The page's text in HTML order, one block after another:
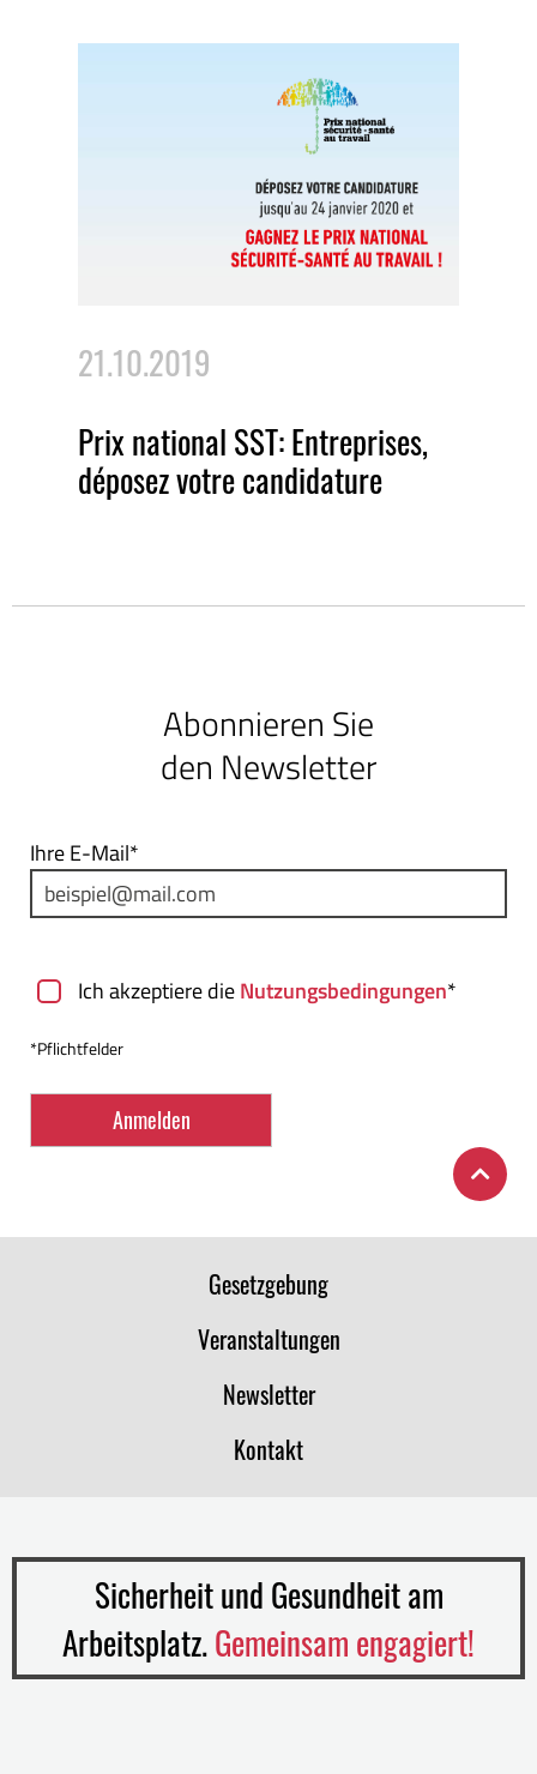
21.10.2019
Prix national SST: Entreprises,
déposez votre candidature
Abonnieren Sie
den Newsletter
Ihre E-Mail*
Ich akzeptiere dieNutzungsbedingungen*
*Pflichtfelder
Gesetzgebung
Veranstaltungen
Newsletter
Kontakt
Sicherheit und Gesundheit am
Arbeitsplatz.Gemeinsam engagiert!